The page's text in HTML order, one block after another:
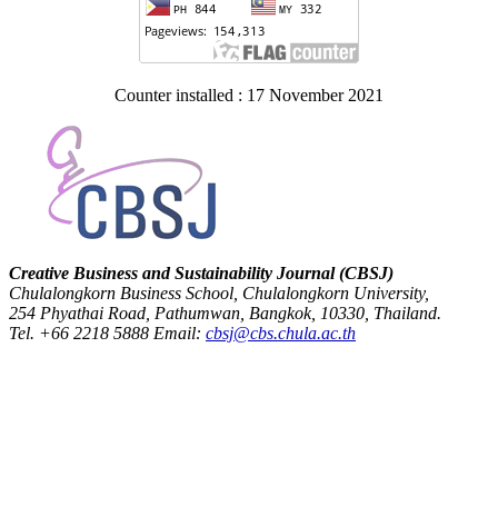
Counter installed : 17 November 2021
Creative Business and Sustainability Journal (CBSJ)
Chulalongkorn Business School, Chulalongkorn University,
254 Phyathai Road, Pathumwan, Bangkok, 10330, Thailand.
Tel. +66 2218 5888 Email: cbsj@cbs.chula.ac.th